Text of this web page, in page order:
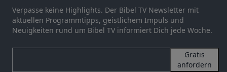
Verpasse keine Highlights. Der Bibel TV Newsletter mit
aktuellen Programmtipps, geistlichem Impuls und
Neuigkeiten rund um Bibel TV informiert Dich jede Woche.
Gratis
anfordern